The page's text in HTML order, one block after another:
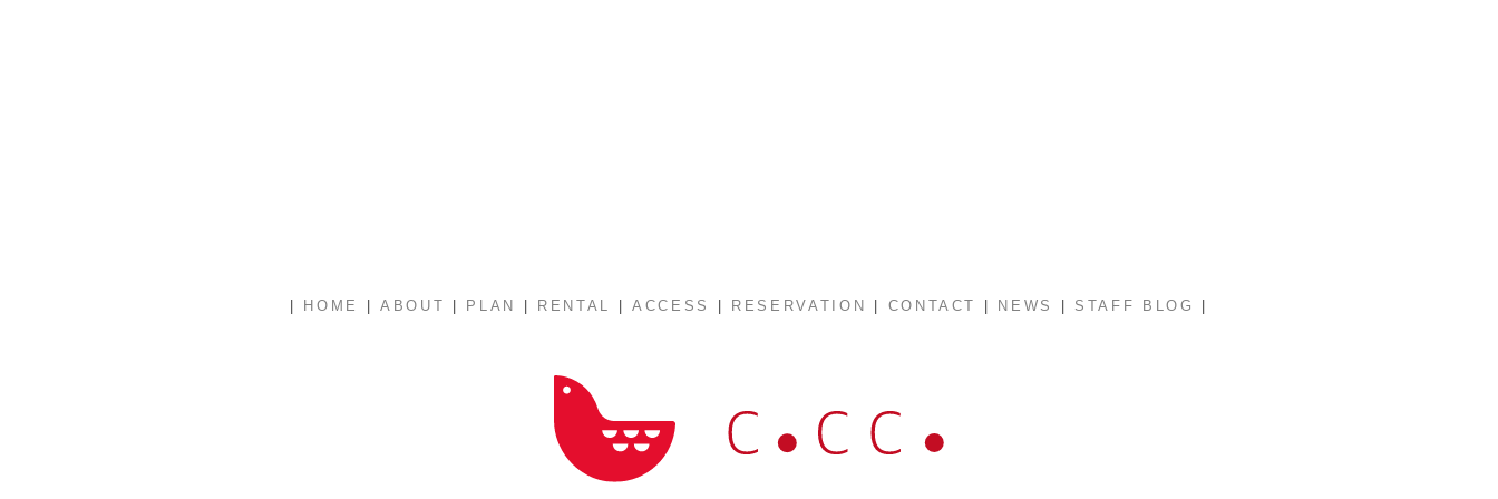
| HOME |ABOUT | PLAN | RENTAL |ACCESS | RESERVATION | CONTACT | NEWS | STAFF BLOG |